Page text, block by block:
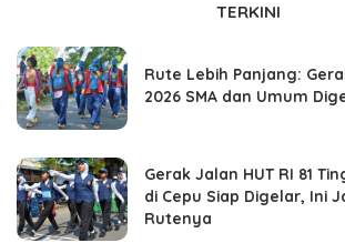
TERKINI
Rute Lebih Panjang:
2026 SMA dan Umum
Gerak Jalan HUT RI 81
di Cepu Siap Digelar, Ini
Rutenya